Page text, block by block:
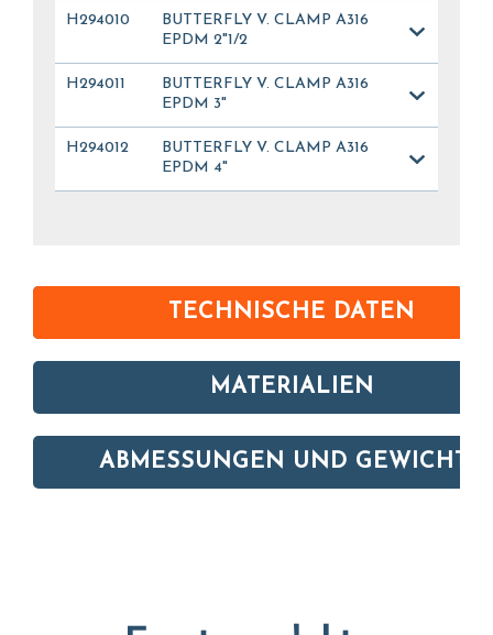
H294010
BUTTERFLY V. CLAMP A316
EPDM 2"1/2
H294011
BUTTERFLY V. CLAMP A316
EPDM 3"
H294012
BUTTERFLY V. CLAMP A316
EPDM 4"
TECHNISCHE DATEN
MATERIALIEN
ABMESSUNGEN UND GEWICHTE